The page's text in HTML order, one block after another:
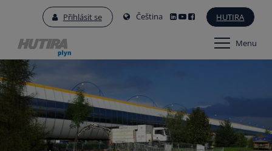
Přihlásit se Čeština HUTIRA
Menu